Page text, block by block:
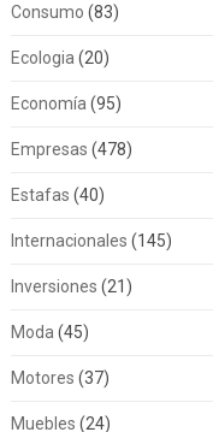
Consumo (83)
Ecologia (20)
Economía (95)
Empresas (478)
Estafas (40)
Internacionales (145)
Inversiones (21)
Moda (45)
Motores (37)
Muebles (24)